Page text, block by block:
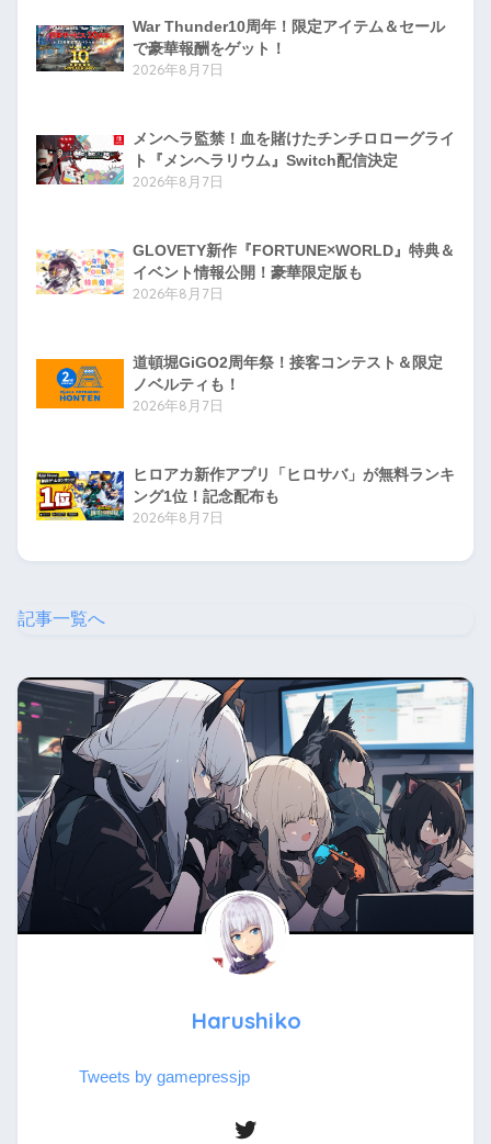
War Thunder10周年！限定アイテム＆セール
で豪華報酬をゲット！
2026年8月7日
メンヘラ監禁！血を賭けたチンチロローグライ
ト『メンヘラリウム』Switch配信決定
2026年8月7日
GLOVETY新作『FORTUNE×WORLD』特典＆
イベント情報公開！豪華限定版も
2026年8月7日
道頓堀GiGO2周年祭！接客コンテスト＆限定
ノベルティも！
2026年8月7日
ヒロアカ新作アプリ「ヒロサバ」が無料ランキ
ング1位！記念配布も
2026年8月7日
記事一覧へ
Harushiko
Tweets by gamepressjp